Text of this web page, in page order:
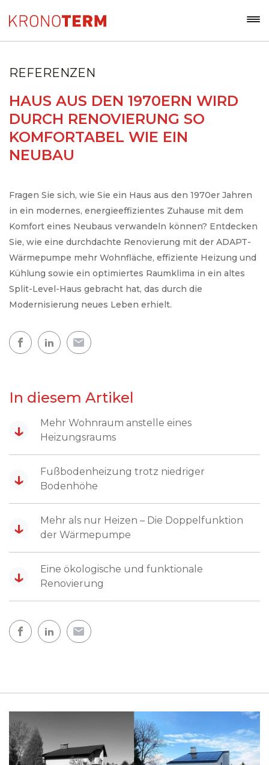
REFERENZEN
HAUS AUS DEN 1970ERN WIRD
DURCH RENOVIERUNG SO
KOMFORTABEL WIE EIN
NEUBAU
Fragen Sie sich, wie Sie ein Haus aus den 1970er Jahren
in ein modernes, energieeffizientes Zuhause mit dem
Komfort eines Neubaus verwandeln können? Entdecken
Sie, wie eine durchdachte Renovierung mit der ADAPT-
Wärmepumpe mehr Wohnfläche, effiziente Heizung und
Kühlung sowie ein optimiertes Raumklima in ein altes
Split-Level-Haus gebracht hat, das durch die
Modernisierung neues Leben erhielt.
In diesem Artikel
↓
Mehr Wohnraum anstelle eines
Heizungsraums
↓
Fußbodenheizung trotz niedriger
Bodenhöhe
↓
Mehr als nur Heizen – Die Doppelfunktion
der Wärmepumpe
↓
Eine ökologische und funktionale
Renovierung